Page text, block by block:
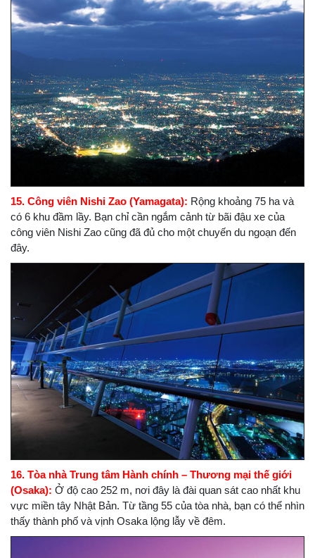
15. Công viên Nishi Zao (Yamagata): Rộng khoảng 75 ha và
có 6 khu đầm lầy. Bạn chỉ cần ngắm cảnh từ bãi đậu xe của
công viên Nishi Zao cũng đã đủ cho một chuyến du ngoạn đến
đây.
16. Tòa nhà Trung tâm Hành chính – Thương mại thế giới
(Osaka): Ở độ cao 252 m, nơi đây là đài quan sát cao nhất khu
vực miền tây Nhật Bản. Từ tầng 55 của tòa nhà, bạn có thể nhìn
thấy thành phố và vịnh Osaka lộng lẫy về đêm.